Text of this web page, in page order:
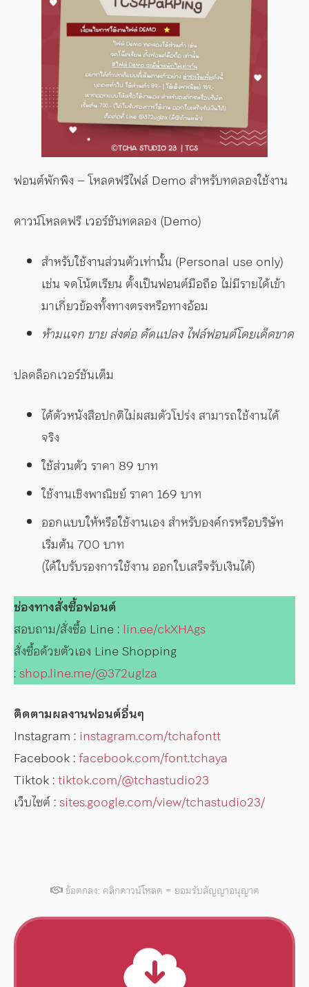
ฟอนต์พักพิง – โหลดฟรีไฟล์ Demo สำหรับทดลองใช้งาน
ดาวน์โหลดฟรี เวอร์ชันทดลอง (Demo)
สำหรับใช้งานส่วนตัวเท่านั้น (Personal use only)
เช่น จดโน้ตเรียน ตั้งเป็นฟอนต์มือถือ ไม่มีรายได้เข้า
มาเกี่ยวข้องทั้งทางตรงหรือทางอ้อม
ห้ามแจก ขาย ส่งต่อ ดัดแปลง ไฟล์ฟอนต์โดยเด็ดขาด
ปลดล็อกเวอร์ชันเต็ม
ได้ตัวหนังสือปกติไม่ผสมตัวโปร่ง สามารถใช้งานได้
จริง
ใช้ส่วนตัว ราคา 89 บาท
ใช้งานเชิงพาณิชย์ ราคา 169 บาท
ออกแบบให้หรือใช้งานเอง สำหรับองค์กรหรือบริษัท
เริ่มต้น 700 บาท
(ได้ใบรับรองการใช้งาน ออกใบเสร็จรับเงินได้)
ช่องทางสั่งซื้อฟอนต์
สอบถาม/สั่งซื้อ Line : lin.ee/ckXHAgs
สั่งซื้อด้วยตัวเอง Line Shopping
:shop.line.me/@372uglza
ติดตามผลงานฟอนต์อื่นๆ
Instagram : instagram.com/tchafontt
Facebook :facebook.com/font.tchaya
Tiktok :tiktok.com/@tchastudio23
เว็บไซต์ :sites.google.com/view/tchastudio23/
ข้อตกลง: คลิกดาวน์โหลด = ยอมรับสัญญาอนุญาต